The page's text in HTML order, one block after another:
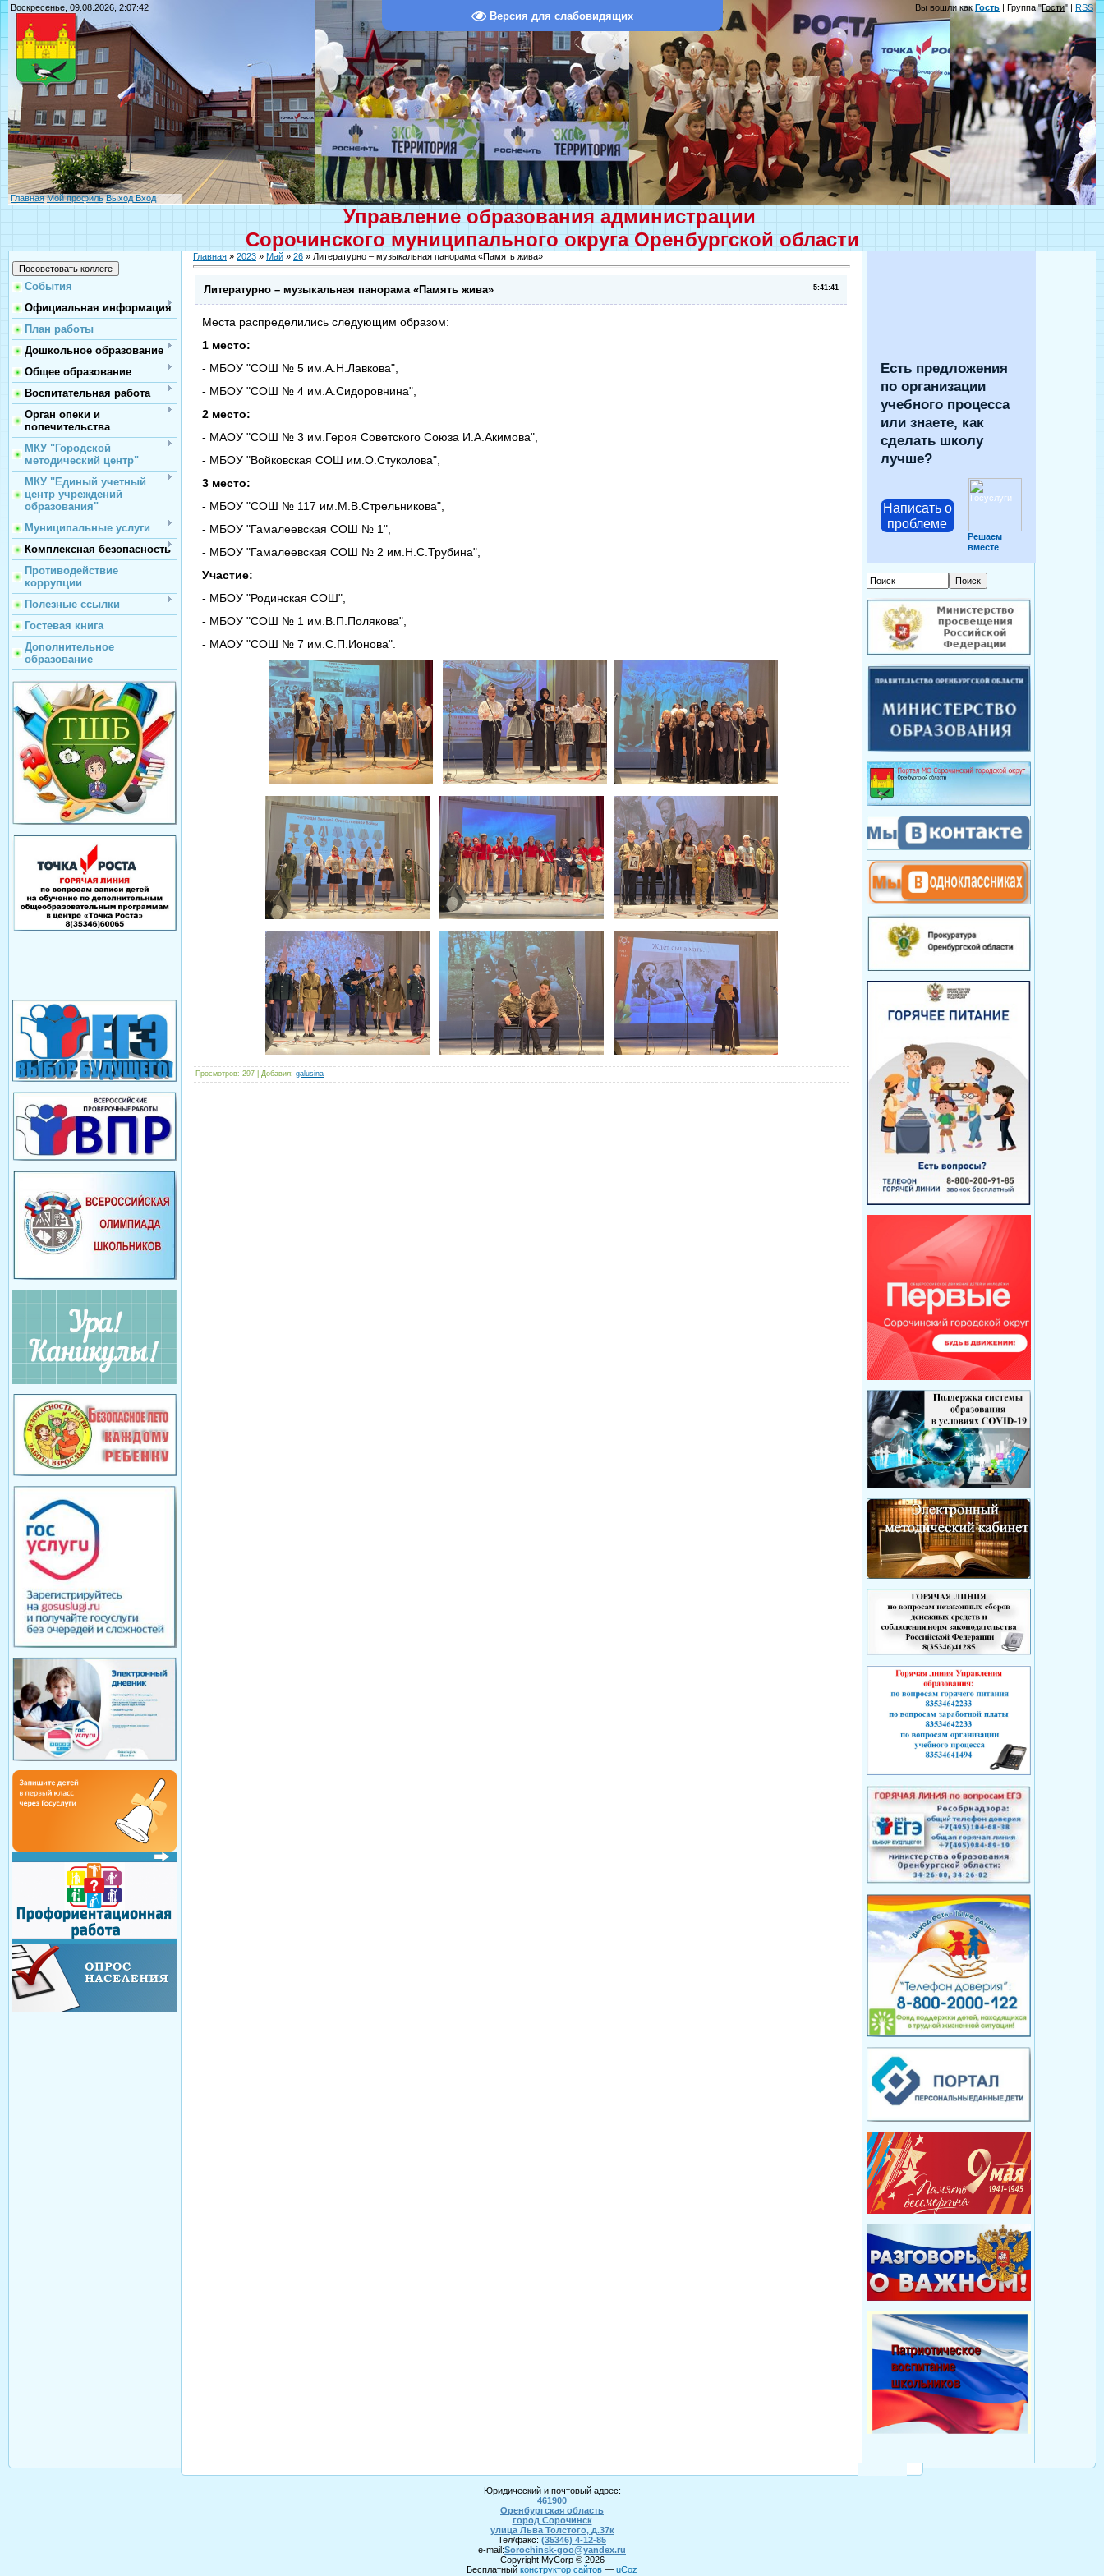
Версия для слабовидящих
Воскресенье, 09.08.2026, 2:07:42 Вы вошли какГость | Группа "Гости" | RSS
Главная Мой профиль Выход Вход
Управление образования администрации
Сорочинского муниципального округа Оренбургской области
События
Официальная информация
План работы
Дошкольное образование
Общее образование
Воспитательная работа
Орган опеки и
попечительства
МКУ "Городской
методический центр"
МКУ "Единый учетный
центр учреждений
образования"
Муниципальные услуги
Комплексная безопасность
Противодействие
коррупции
Полезные ссылки
Гостевая книга
Дополнительное
образование
Главная » 2023 » Май » 26 » Литературно – музыкальная панорама «Память жива»
5:41:41
Литературно – музыкальная панорама «Память жива»
Места распределились следующим образом:
1 место:
- МБОУ "СОШ № 5 им.А.Н.Лавкова",
- МБОУ "СОШ № 4 им.А.Сидоровнина",
2 место:
- МАОУ "СОШ № 3 им.Героя Советского Союза И.А.Акимова",
- МБОУ "Войковская СОШ им.О.Стуколова",
3 место:
- МБОУ "СОШ № 117 им.М.В.Стрельникова",
- МБОУ "Гамалеевская СОШ № 1",
- МБОУ "Гамалеевская СОШ № 2 им.Н.С.Трубина",
Участие:
- МБОУ "Родинская СОШ",
- МБОУ "СОШ № 1 им.В.П.Полякова",
- МАОУ "СОШ № 7 им.С.П.Ионова".
Просмотров: 297 | Добавил: galusina
Есть предложения
по организации
учебного процесса
или знаете, как
сделать школу
лучше?
Написать о
проблеме
Решаем
вместе
Юридический и почтовый адрес:
461900
Оренбургская область
город Сорочинск
улица Льва Толстого, д.37к
Тел/факс: (35346) 4-12-85
e-mail:Sorochinsk-goo@yandex.ru
Copyright MyCorp © 2026
Бесплатный конструктор сайтов — uCoz